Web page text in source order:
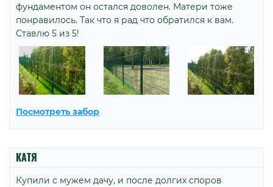
фундаментом он остался доволен. Матери тоже
понравилось. Так что я рад что обратился к вам.
Ставлю 5 из 5!
Посмотреть забор
КАТЯ
Купили с мужем дачу, и после долгих споров